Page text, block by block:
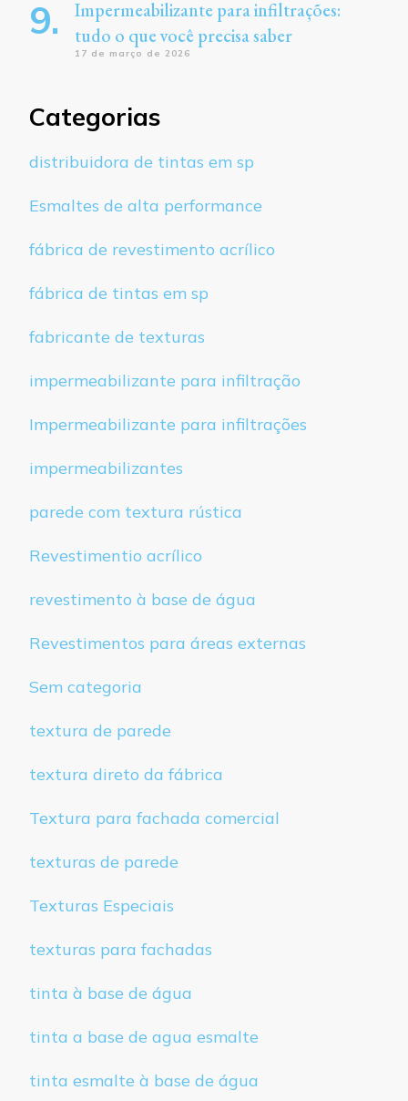
Impermeabilizante para infiltrações:
tudo o que você precisa saber
17 de março de 2026
Categorias
distribuidora de tintas em sp
Esmaltes de alta performance
fábrica de revestimento acrílico
fábrica de tintas em sp
fabricante de texturas
impermeabilizante para infiltração
Impermeabilizante para infiltrações
impermeabilizantes
parede com textura rústica
Revestimentio acrílico
revestimento à base de água
Revestimentos para áreas externas
Sem categoria
textura de parede
textura direto da fábrica
Textura para fachada comercial
texturas de parede
Texturas Especiais
texturas para fachadas
tinta à base de água
tinta a base de agua esmalte
tinta esmalte à base de água